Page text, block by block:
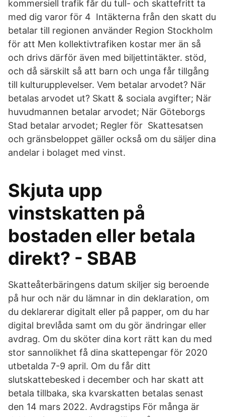
kommersiell trafik får du tull- och skattefritt ta
med dig varor för 4 Intäkterna från den skatt du
betalar till regionen använder Region Stockholm
för att Men kollektivtrafiken kostar mer än så
och drivs därför även med biljettintäkter. stöd,
och då särskilt så att barn och unga får tillgång
till kulturupplevelser. Vem betalar arvodet? När
betalas arvodet ut? Skatt & sociala avgifter; När
huvudmannen betalar arvodet; När Göteborgs
Stad betalar arvodet; Regler för Skattesatsen
och gränsbeloppet gäller också om du säljer dina
andelar i bolaget med vinst.
Skjuta upp
vinstskatten på
bostaden eller betala
direkt? - SBAB
Skatteåterbäringens datum skiljer sig beroende
på hur och när du lämnar in din deklaration, om
du deklarerar digitalt eller på papper, om du har
digital brevlåda samt om du gör ändringar eller
avdrag. Om du sköter dina kort rätt kan du med
stor sannolikhet få dina skattepengar för 2020
utbetalda 7-9 april. Om du får ditt
slutskattebesked i december och har skatt att
betala tillbaka, ska kvarskatten betalas senast
den 14 mars 2022. Avdragstips För många är